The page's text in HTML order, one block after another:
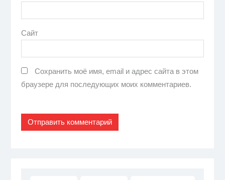
Сайт
Сохранить моё имя, email и адрес сайта в этом
браузере для последующих моих комментариев.